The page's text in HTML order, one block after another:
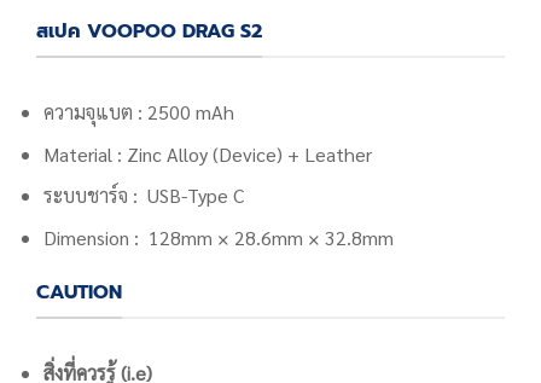
สเปค VOOPOO DRAG S2
ความจุแบต : 2500 mAh
Material : Zinc Alloy (Device) + Leather
ระบบชาร์จ : USB-Type C
Dimension : 128mm × 28.6mm × 32.8mm
CAUTION
สิ่งที่ควรรู้ (i.e)